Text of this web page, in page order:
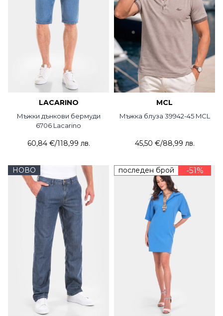
LACARINO
Мъжки дънкови бермуди
6706 Lacarino
60,84 €/118,99 лв.
MCL
Мъжка блуза 39942-45 MCL
45,50 €/88,99 лв.
НОВО последен брой -51%